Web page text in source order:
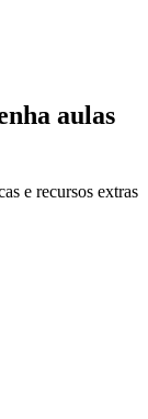
aulas
e recursos extras